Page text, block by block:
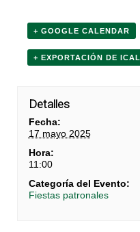
+ GOOGLE CALENDAR
+ EXPORTACIÓN DE ICAL
Detalles
Fecha:
17 mayo 2025
Hora:
11:00
Categoría del Evento:
Fiestas patronales